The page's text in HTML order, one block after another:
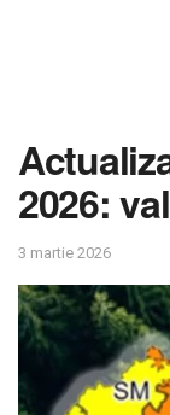
2026:
3 martie 2026